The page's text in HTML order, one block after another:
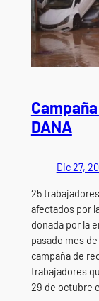
DANA
Dic 27,
25
afectados por
donada por la
pasado mes
campaña de
trabajadores
29 de octubre